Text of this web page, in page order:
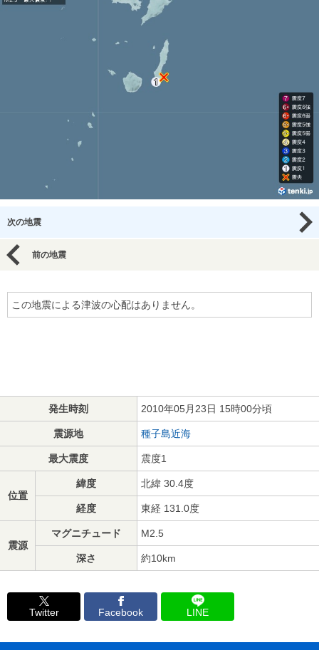
次の地震
前の地震
この地震による津波の心配はありません。
発生時刻 2010年05月23日 15時00分頃
震源地 種子島近海
最大震度 震度1
位置
緯度 北緯 30.4度
経度 東経 131.0度
震源
マグニチュード M2.5
深さ 約10km
Twitter Facebook LINE